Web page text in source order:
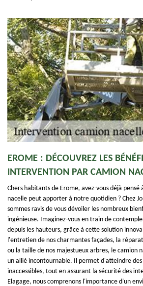
EROME : DÉCOUVREZ LES
INTERVENTION PAR CAMION
Chers habitants de Erome, avez-vous déjà
nacelle peut apporter à notre quotidien ? Chez
sommes ravis de vous dévoiler les nombreux
ingénieuse. Imaginez-vous en train de
depuis les hauteurs, grâce à cette solution
l'entretien de nos charmantes façades, la
ou la taille de nos majestueux arbres, le camion
un allié incontournable. Il permet d'atteindre
inaccessibles, tout en assurant la sécurité des
Elagage, nous comprenons l'importance d'un